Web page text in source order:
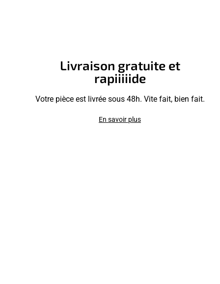
Livraison gratuite et
rapiiiiide
Votre pièce est livrée sous 48h. Vite fait, bien fait.
En savoir plus